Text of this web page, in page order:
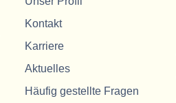
Kontakt
Karriere
Aktuelles
Häufig gestellte Fragen